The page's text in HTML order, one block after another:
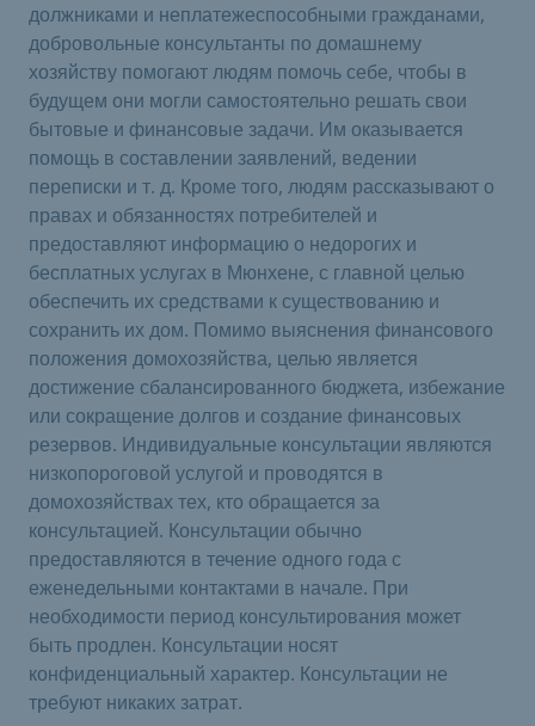
должниками и неплатежеспособными гражданами,
добровольные консультанты по домашнему
хозяйству помогают людям помочь себе, чтобы в
будущем они могли самостоятельно решать свои
бытовые и финансовые задачи. Им оказывается
помощь в составлении заявлений, ведении
переписки и т. д. Кроме того, людям рассказывают о
правах и обязанностях потребителей и
предоставляют информацию о недорогих и
бесплатных услугах в Мюнхене, с главной целью
обеспечить их средствами к существованию и
сохранить их дом. Помимо выяснения финансового
положения домохозяйства, целью является
достижение сбалансированного бюджета, избежание
или сокращение долгов и создание финансовых
резервов. Индивидуальные консультации являются
низкопороговой услугой и проводятся в
домохозяйствах тех, кто обращается за
консультацией. Консультации обычно
предоставляются в течение одного года с
еженедельными контактами в начале. При
необходимости период консультирования может
быть продлен. Консультации носят
конфиденциальный характер. Консультации не
требуют никаких затрат.